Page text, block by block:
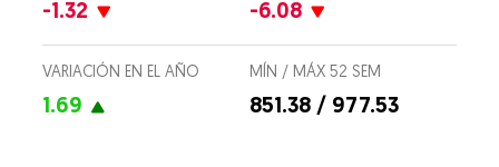
-1.32 -6.08
VARIACIÓN EN EL AÑO
1.69
MÍN / MÁX 52 SEM
851.38 / 977.53